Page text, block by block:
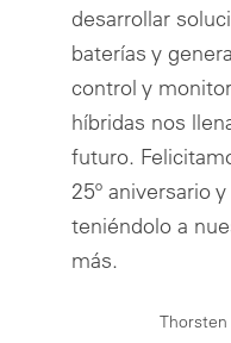
desarrollar
baterías y
control y
híbridas nos
futuro.
25º aniversario
teniéndolo a
más.
Thorsten